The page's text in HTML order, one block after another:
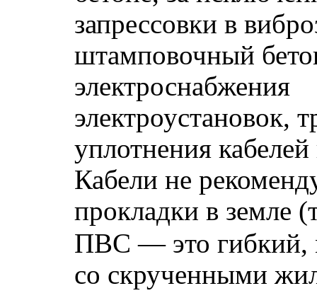
запрессовки в
штамповочный
электроснабжения
электроустановок,
уплотнения
Кабели не
прокладки в земле
ПВС — это гибкий,
со скрученными